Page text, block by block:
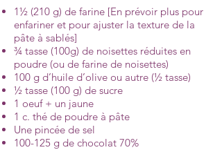
1½ (210 g) de farine [En prévoir plus pour
enfariner et pour ajuster la texture de la
pâte à sablés]
¾ tasse (100g) de noisettes réduites en
poudre (ou de farine de noisettes)
100 g d’huile d’olive ou autre (½ tasse)
½ tasse (100 g) de sucre
1 oeuf + un jaune
1 c. thé de poudre à pâte
Une pincée de sel
100-125 g de chocolat 70%